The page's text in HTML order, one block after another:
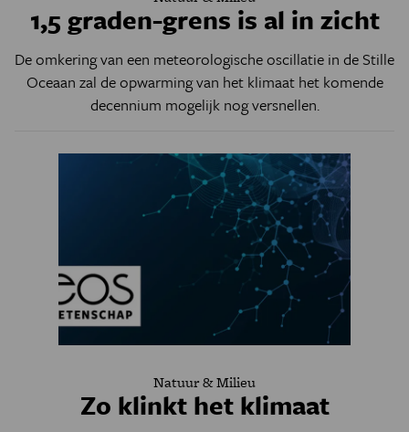
1,5 graden-grens is al in zicht
De omkering van een meteorologische oscillatie in de Stille
Oceaan zal de opwarming van het klimaat het komende
decennium mogelijk nog versnellen.
Natuur & Milieu
Zo klinkt het klimaat